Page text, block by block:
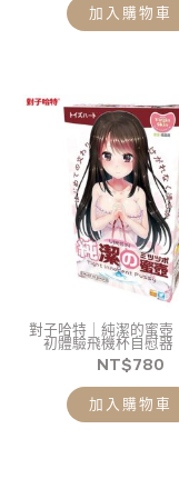
加入購物車
對子哈特｜純潔的蜜壺
初體驗飛機杯自慰器
NT$780
加入購物車